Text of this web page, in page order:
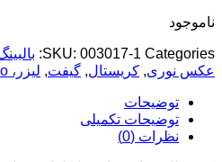
ناموجود
SKU: 003017-1 Categories:
عکس نوری, کریستال, گیفت, لیزر، balbino
توضیحات
توضیحات تکمیلی
نظرات (0)